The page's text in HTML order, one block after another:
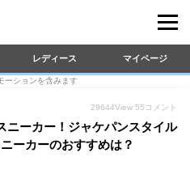
レディース マイページ
ーションを含みます
29644View 55 コメント
ニーカー！ジャケパンスタイル
ーカーのおすすめは？